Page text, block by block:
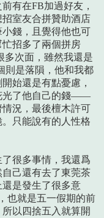
有在FB加過好友，
室友合拼贊助酒店
錢，且覺得他也可
招多了兩個拼房
多次面，雖然我還是
則是落隕，他和我都
始還是有點憂慮，
光了他自己的錢——
況，最後檀木許可
只能說有的人性格
很多事情，我還爲
己還有去了東莞茶
是發生了很多意
也就是五一假期的前
以四捨五入就算開